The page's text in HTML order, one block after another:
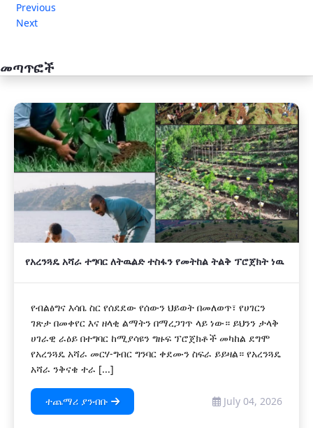
Previous
Next
መጣጥፎች
አዲስ
የአረንጓዴ አሻራ ተግባር ለትዉልድ ተስፋን የመትከል ትልቅ ፕሮጀክት ነዉ
የብልፅግና እሳቤ ስር የሰደደው የሰውን ህይወት በመለወጥ፣ የሀገርን
ገጽታ በመቀየር እና ዘላቂ ልማትን በማረጋገጥ ላይ ነው። ይህንን ታላቅ
ሀገራዊ ራዕይ በተግባር ከሚያሳዩን ግዙፍ ፕሮጀክቶች መካከል ደግሞ
የአረንጓዴ አሻራ መርሃ-ግብር ግንባር ቀደሙን ስፍራ ይይዛል። የአረንጓዴ
አሻራ ንቅናቄ ተራ [...]
ተጨማሪ ያንብቡ July 04, 2026